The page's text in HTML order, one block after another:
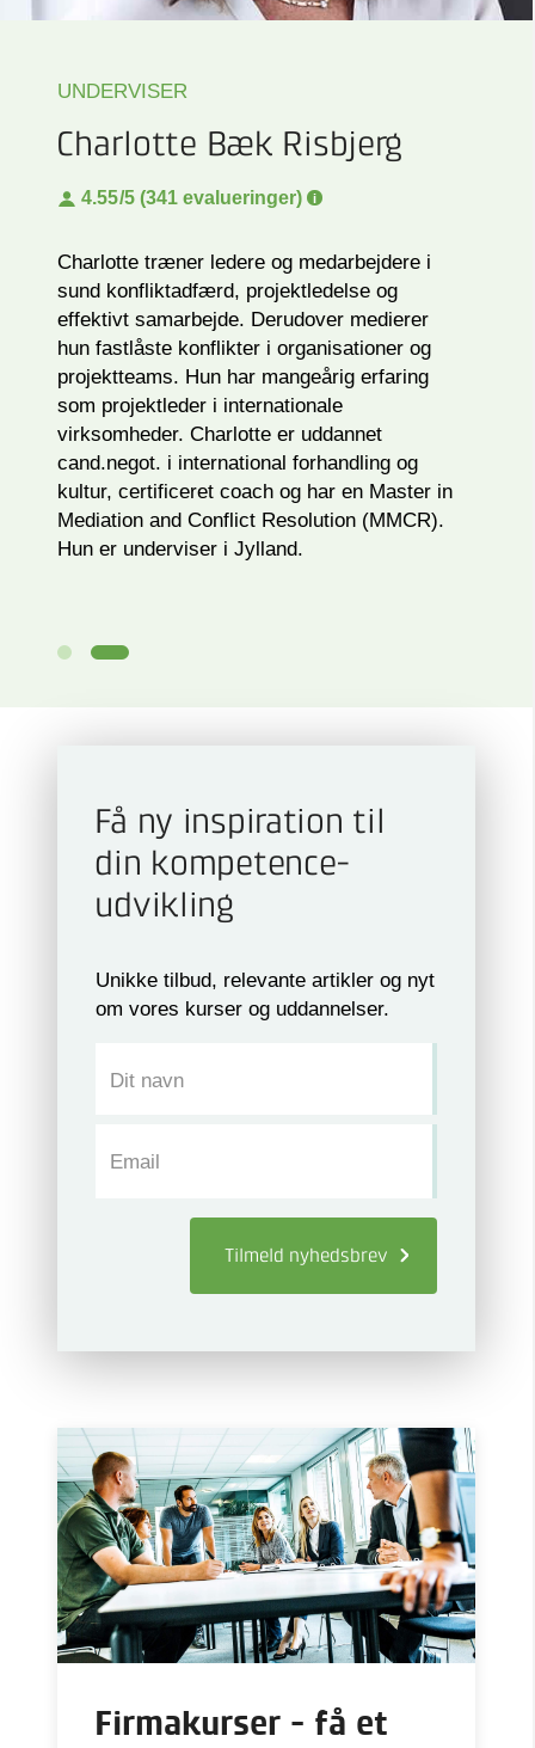
UNDERVISER
Henrik Leslye
4.72/5 (1887 evalueringer)
Henrik er erhvervspsykolog, cand. psych.,
foredragsholder og strategisk rådgiver med
stor undervisningserfaring. Hans speciale er
inden for positiv organisationspsykologi,
ledelsesudvikling, teamsamarbejde og
kommunikation. Han er en engageret og
humoristisk formidler med en direkte facon.
Du får den nyeste viden inden for feltet,
masser af inspiration og konkrete værktøjer.
Blot fordi der er videnskabelig forskning bag,
behøver det ikke være en videnskab at
Få ny inspiration til
din kompetence­
udvikling
Unikke tilbud, relevante artikler og nyt
om vores kurser og uddannelser.
Dit navn
Email
Tilmeld nyhedsbrev
Firmakurser - få et